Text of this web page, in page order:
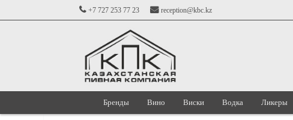
+7 727 253 77 23 reception@kbc.kz
Бренды Вино Виски Водка Ликеры